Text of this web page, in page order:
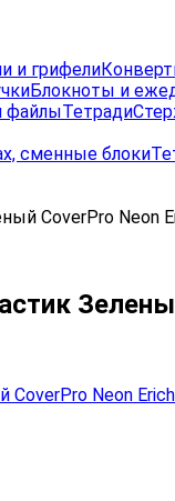
и грифели
Блокноты и
файлыТетради
сменные блоки
CoverPrо Neon